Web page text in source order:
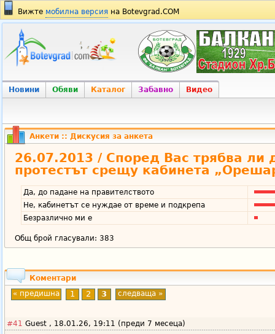
Вижте мобилна версия на Botevgrad.COM
Новини Обяви Каталог Забавно Видео
Анкети:: Дискусия за анкета
26.07.2013 / Според Вас трябва ли
протестът срещу кабинета
Да, до падане на правителството
Не, кабинетът се нуждае от време и подкрепа
Безразлично ми е
Общ брой гласували: 383
Коментари
« предишна
1 2 3 следваща »
#41 Guest , 18.01.26, 19:11 (преди 7 месеца)